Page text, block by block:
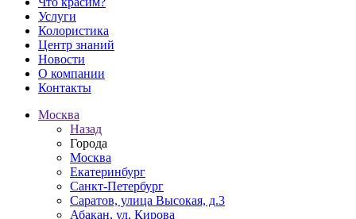
Услуги
Колористика
Центр знаний
Новости
О компании
Контакты
Москва
Назад
Города
Москва
Екатеринбург
Санкт-Петербург
Саратов, улица Высокая, д.3
Абакан, ул. Кирова